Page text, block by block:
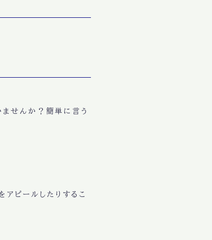
ませんか？簡単に言う
ピールしたりするこ